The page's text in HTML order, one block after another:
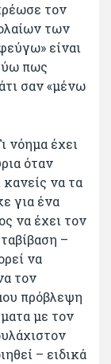
τον
των
είναι
πως
σαν «μένω
νόημα έχει
όταν
κανείς να τα
για ένα
να έχει τον
–
να
τον
πρόβλεψη
με τον
– ειδικά